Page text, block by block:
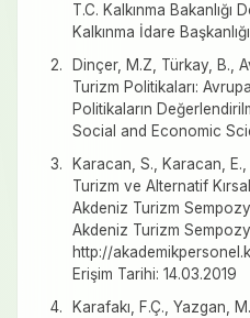
T.C. Kalkınma
Kalkınma İdare
Dinçer, M.Z, Türkay, B.,
Turizm Politikaları:
Politikaların
Social and Economic
Karacan, S., Karacan, E.,
Turizm ve Alternatif
Akdeniz Turizm
Akdeniz Turizm
http://
Erişim Tarihi: 14.03.2019
Karafakı, F.Ç., Yazgan,